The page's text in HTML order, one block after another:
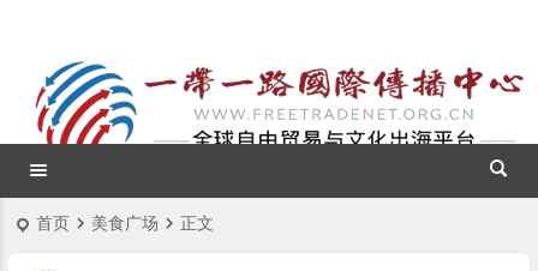
首页 美食广场 正文